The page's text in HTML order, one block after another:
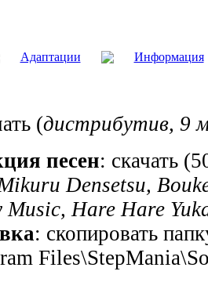
Адаптации Информация
(дистрибутив, 9
песен: скачать
Densetsu,
Music, Hare Hare
: скопировать